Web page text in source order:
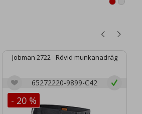
Jobman 2722 - Rövid munkanadrág
65272220-9899-C42
- 20 %